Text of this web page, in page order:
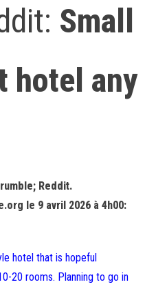
Small
hotel any
Reddit.
le 9 avril 2026 à 4h00:
hotel that is hopeful
20 rooms. Planning to go in